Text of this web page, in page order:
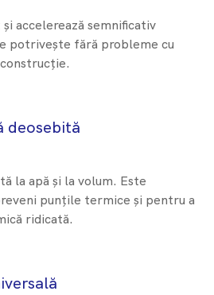
accelerează semnificativ
potrivește fără probleme cu
deosebită
la apă și la volum. Este
punțile termice și pentru a
ridicată.